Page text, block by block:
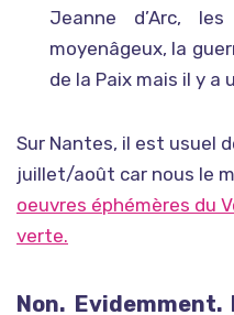
Jeanne d’Arc,
moyenâgeux, la
de la Paix mais il y a
Sur Nantes, il est usuel
juillet/août car nous le
oeuvres éphémères du
verte.
Non. Evidemment.